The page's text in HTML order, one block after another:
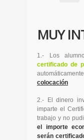
MUY
1.- Los
certificado de
colocación
2.- El dinero
imparte el
trabajo y no
el importe
serán